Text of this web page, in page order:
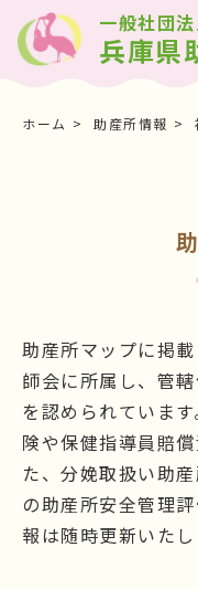
一般社団
兵庫県
ホーム 助産所情報
助産所マップに掲
師会に所属し、管
を認められていま
険や保健指導員賠
た、分娩取扱い助
の助産所安全管理
報は随時更新いたし